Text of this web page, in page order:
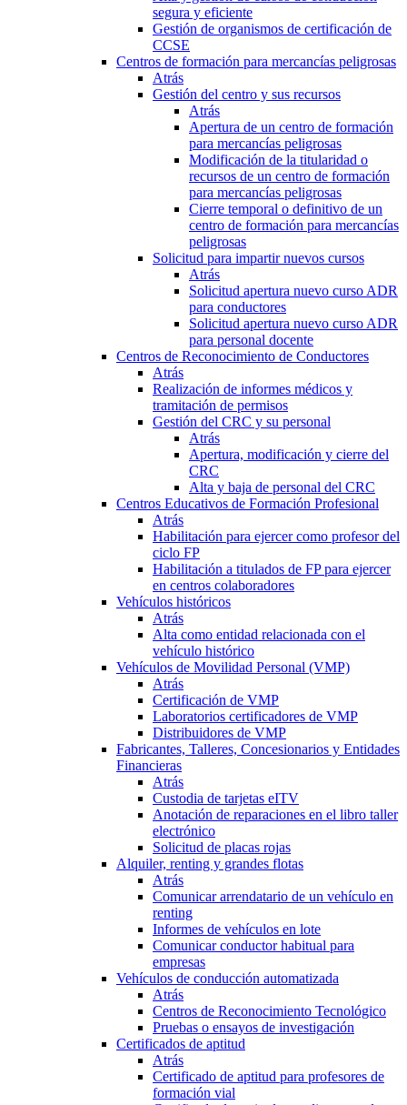
segura y eficiente
Gestión de organismos de certificación de
CCSE
Centros de formación para mercancías peligrosas
Atrás
Gestión del centro y sus recursos
Atrás
Apertura de un centro de formación
para mercancías peligrosas
Modificación de la titularidad o
recursos de un centro de formación
para mercancías peligrosas
Cierre temporal o definitivo de un
centro de formación para mercancías
peligrosas
Solicitud para impartir nuevos cursos
Atrás
Solicitud apertura nuevo curso ADR
para conductores
Solicitud apertura nuevo curso ADR
para personal docente
Centros de Reconocimiento de Conductores
Atrás
Realización de informes médicos y
tramitación de permisos
Gestión del CRC y su personal
Atrás
Apertura, modificación y cierre del
CRC
Alta y baja de personal del CRC
Centros Educativos de Formación Profesional
Atrás
Habilitación para ejercer como profesor del
ciclo FP
Habilitación a titulados de FP para ejercer
en centros colaboradores
Vehículos históricos
Atrás
Alta como entidad relacionada con el
vehículo histórico
Vehículos de Movilidad Personal (VMP)
Atrás
Certificación de VMP
Laboratorios certificadores de VMP
Distribuidores de VMP
Fabricantes, Talleres, Concesionarios y Entidades
Financieras
Atrás
Custodia de tarjetas eITV
Anotación de reparaciones en el libro taller
electrónico
Solicitud de placas rojas
Alquiler, renting y grandes flotas
Atrás
Comunicar arrendatario de un vehículo en
renting
Informes de vehículos en lote
Comunicar conductor habitual para
empresas
Vehículos de conducción automatizada
Atrás
Centros de Reconocimiento Tecnológico
Pruebas o ensayos de investigación
Certificados de aptitud
Atrás
Certificado de aptitud para profesores de
formación vial